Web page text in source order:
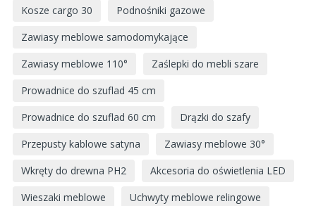
Kosze cargo 30
Podnośniki gazowe
Zawiasy meblowe samodomykające
Zawiasy meblowe 110°
Zaślepki do mebli szare
Prowadnice do szuflad 45 cm
Prowadnice do szuflad 60 cm
Drązki do szafy
Przepusty kablowe satyna
Zawiasy meblowe 30°
Wkręty do drewna PH2
Akcesoria do oświetlenia LED
Wieszaki meblowe
Uchwyty meblowe relingowe